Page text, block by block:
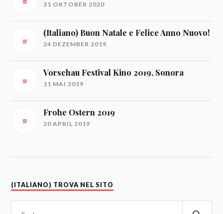
31 OKTOBER 2020
(Italiano) Buon Natale e Felice Anno Nuovo!
24 DEZEMBER 2019
Vorschau Festival Kino 2019, Sonora
11 MAI 2019
Frohe Ostern 2019
20 APRIL 2019
(ITALIANO) TROVA NEL SITO